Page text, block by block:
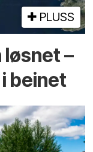
PLUSS
løsnet –
beinet